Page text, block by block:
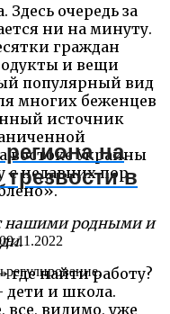
очередь за
ни на минуту.
граждан
и вещи
популярный вид
многих беженцев
источник
востоке Украины
с недавних пор
нашими родными и
где найти работу?
дети и школа.
все, видимо, уже
на
в
09.11.2022